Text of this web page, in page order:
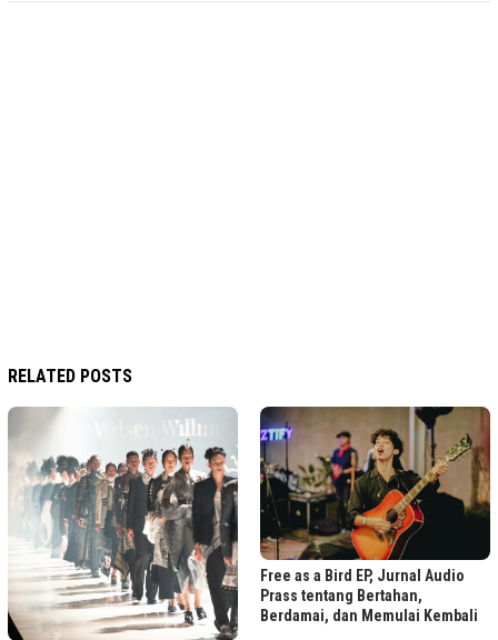
RELATED POSTS
Free as a Bird EP, Jurnal Audio
Prass tentang Bertahan,
Berdamai, dan Memulai Kembali